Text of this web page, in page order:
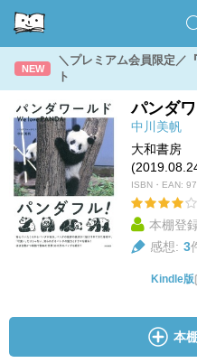
NEW
＼プレミアム会員限定／
ト
パンダ
中川美帆
大和書房
ISBN・EAN:
本棚登
感想: 3
Kindle版
本